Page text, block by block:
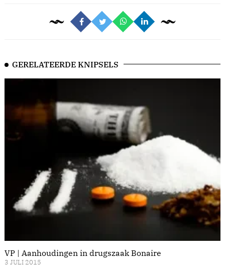
GERELATEERDE KNIPSELS
VP | Aanhoudingen in drugszaak Bonaire
3 JULI 2015